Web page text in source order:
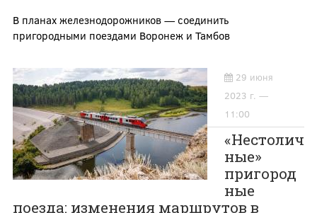
В планах железнодорожников — соединить
пригородными поездами Воронеж и Тамбов
29 июня
2023 г. —
11:00
«Нестолич
ные»
пригород
ные
поезда: изменения маршрутов в